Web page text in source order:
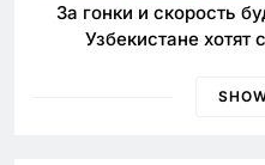
За гонки и скорость
Узбекистане хотят